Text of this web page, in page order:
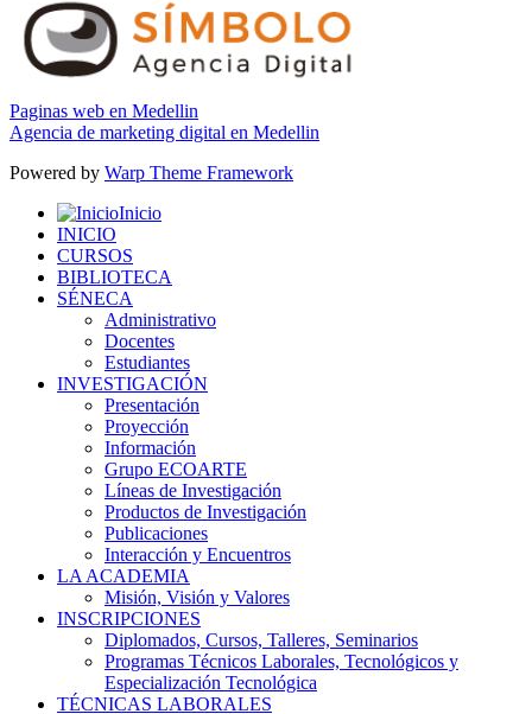
Paginas web en Medellin
Agencia de marketing digital en Medellin
Powered by Warp Theme Framework
Inicio
INICIO
CURSOS
BIBLIOTECA
SÉNECA
Administrativo
Docentes
Estudiantes
INVESTIGACIÓN
Presentación
Proyección
Información
Grupo ECOARTE
Líneas de Investigación
Productos de Investigación
Publicaciones
Interacción y Encuentros
LA ACADEMIA
Misión, Visión y Valores
INSCRIPCIONES
Diplomados, Cursos, Talleres, Seminarios
Programas Técnicos Laborales, Tecnológicos y
Especialización Tecnológica
TÉCNICAS LABORALES